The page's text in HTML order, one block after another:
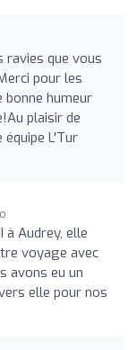
ravies que vous
pour les
humeur
plaisir de
L'Tur
à Audrey, elle
voyage avec
avons eu un
elle pour nos